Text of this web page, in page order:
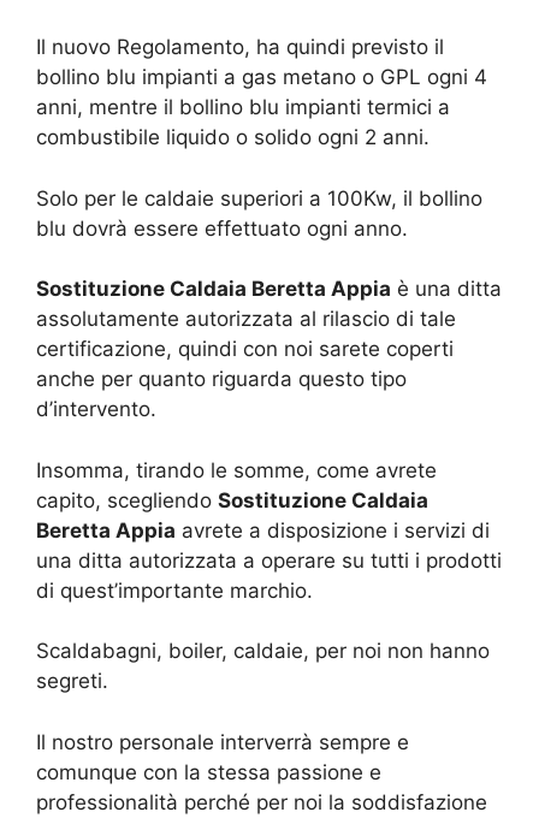
Il nuovo Regolamento, ha quindi previsto il
bollino blu impianti a gas metano o GPL ogni 4
anni, mentre il bollino blu impianti termici a
combustibile liquido o solido ogni 2 anni.
Solo per le caldaie superiori a 100Kw, il bollino
blu dovrà essere effettuato ogni anno.
Sostituzione Caldaia Beretta Appia è una ditta
assolutamente autorizzata al rilascio di tale
certificazione, quindi con noi sarete coperti
anche per quanto riguarda questo tipo
d’intervento.
Insomma, tirando le somme, come avrete
capito, scegliendo Sostituzione Caldaia
Beretta Appia avrete a disposizione i servizi di
una ditta autorizzata a operare su tutti i prodotti
di quest’importante marchio.
Scaldabagni, boiler, caldaie, per noi non hanno
segreti.
Il nostro personale interverrà sempre e
comunque con la stessa passione e
professionalità perché per noi la soddisfazione